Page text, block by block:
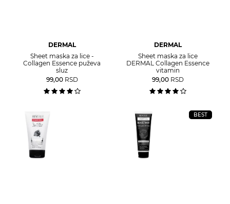
DERMAL
Sheet maska za lice -
Collagen Essence puževa
sluz
99,00 RSD
DERMAL
Sheet maska za lice
DERMAL Collagen Essence
vitamin
99,00 RSD
BEST